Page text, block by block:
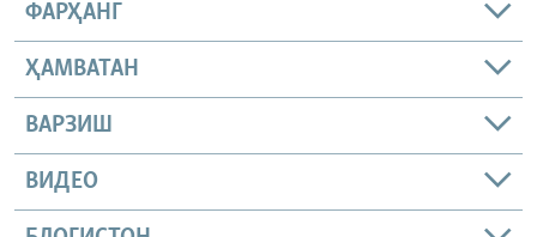
ФАРҲАНГ
ҲАМВАТАН
ВАРЗИШ
ВИДЕО